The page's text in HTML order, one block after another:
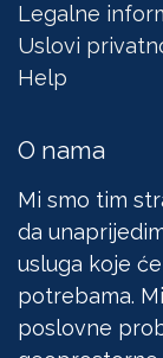
Legalne
Uslovi
Help
O nama
Mi smo tim
da
usluga koje
potrebama.
poslovne